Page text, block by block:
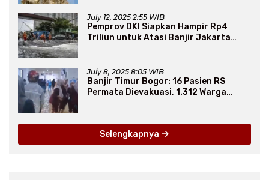
July 12, 2025 2:55 WIB
Pemprov DKI Siapkan Hampir Rp4
Triliun untuk Atasi Banjir Jakarta
July 8, 2025 8:05 WIB
Banjir Timur Bogor: 16 Pasien RS
Permata Dievakuasi, 1.312 Warga
Selengkapnya